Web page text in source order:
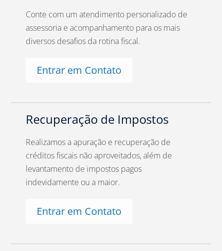
Conte com um atendimento personalizado de
assessoria e acompanhamento para os mais
diversos desafios da rotina fiscal.
Entrar em Contato
Recuperação de Impostos
Realizamos a apuração e recuperação de
créditos fiscais não aproveitados, além de
levantamento de impostos pagos
indevidamente ou a maior.
Entrar em Contato